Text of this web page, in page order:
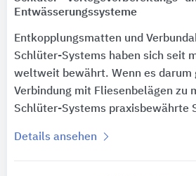
Entwässerungssysteme
Entkopplungsmatten und
Schlüter-Systems haben sich seit
weltweit bewährt. Wenn es darum
Verbindung mit Fliesenbelägen zu
Schlüter-Systems praxisbewährte
Details ansehen